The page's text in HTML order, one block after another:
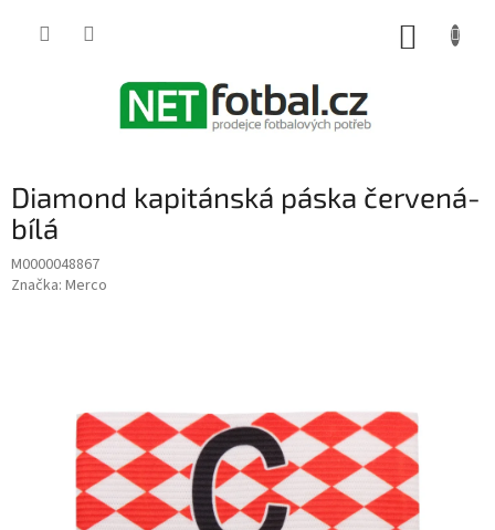
Diamond kapitánská páska červená-
bílá
M0000048867
Značka: Merco